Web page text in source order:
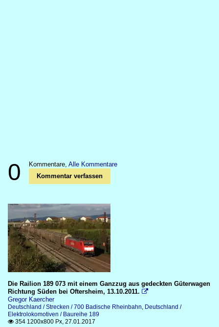
0 Kommentare, Alle Kommentare
Kommentar verfassen
Die Railion 189 073 mit einem Ganzzug aus gedeckten Güterwagen
Richtung Süden bei Oftersheim, 13.10.2011. 
Gregor Kaercher
Deutschland / Strecken / 700 Badische Rheinbahn, Deutschland /
Elektrolokomotiven / Baureihe 189
 354 1200x800 Px, 27.01.2017